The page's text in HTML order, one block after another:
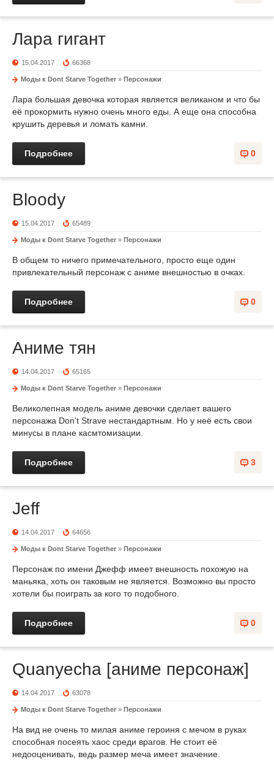
Лара гигант
15.04.2017 66368
Моды к Dont Starve Together » Персонажи
Лара большая девочка которая является великаном и что бы
её прокормить нужно очень много еды. А еще она способна
крушить деревья и ломать камни.
0
Подробнее
Bloody
15.04.2017 65489
Моды к Dont Starve Together » Персонажи
В общем то ничего примечательного, просто еще один
привлекательный персонаж с аниме внешностью в очках.
0
Подробнее
Аниме тян
14.04.2017 65165
Моды к Dont Starve Together » Персонажи
Великолепная модель аниме девочки сделает вашего
персонажа Don't Strave нестандартным. Но у неё есть свои
минусы в плане касмтомизации.
3
Подробнее
Jeff
14.04.2017 64656
Моды к Dont Starve Together » Персонажи
Персонаж по имени Джефф имеет внешность похожую на
маньяка, хоть он таковым не является. Возможно вы просто
хотели бы поиграть за кого то подобного.
0
Подробнее
Quanyecha [аниме персонаж]
14.04.2017 63078
Моды к Dont Starve Together » Персонажи
На вид не очень то милая аниме героиня с мечом в руках
способная посеять хаос среди врагов. Не стоит её
недооценивать, ведь размер меча имеет значение.